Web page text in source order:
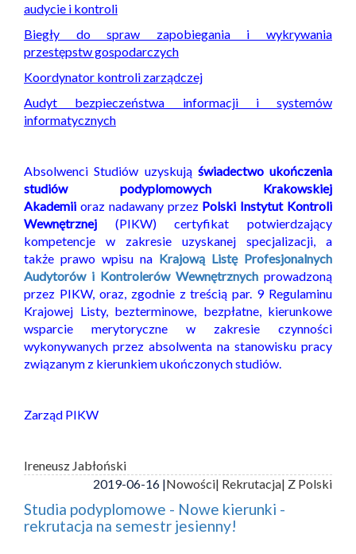
audycie i kontroli
Biegły do spraw zapobiegania i wykrywania
przestępstw gospodarczych
Koordynator kontroli zarządczej
Audyt bezpieczeństwa informacji i systemów
informatycznych
Absolwenci Studiów uzyskują świadectwo ukończenia
studiów podyplomowych Krakowskiej
Akademii oraz nadawany przez Polski Instytut Kontroli
Wewnętrznej (PIKW) certyfikat potwierdzający
kompetencje w zakresie uzyskanej specjalizacji, a
także prawo wpisu na Krajową Listę Profesjonalnych
Audytorów i Kontrolerów Wewnętrznych prowadzoną
przez PIKW, oraz, zgodnie z treścią par. 9 Regulaminu
Krajowej Listy, bezterminowe, bezpłatne, kierunkowe
wsparcie merytoryczne w zakresie czynności
wykonywanych przez absolwenta na stanowisku pracy
związanym z kierunkiem ukończonych studiów.
Zarząd PIKW
Ireneusz Jabłoński
2019-06-16 |Nowości| Rekrutacja| Z Polski
Studia podyplomowe - Nowe kierunki -
rekrutacja na semestr jesienny!